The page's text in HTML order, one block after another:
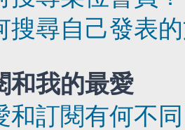
搜尋自己發表
和我的最愛
和訂閱有何不